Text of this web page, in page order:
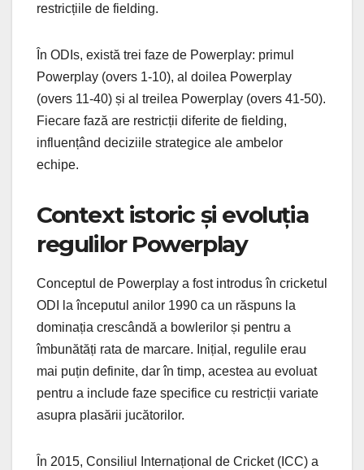
restricțiile de fielding.
În ODIs, există trei faze de Powerplay: primul
Powerplay (overs 1-10), al doilea Powerplay
(overs 11-40) și al treilea Powerplay (overs 41-50).
Fiecare fază are restricții diferite de fielding,
influențând deciziile strategice ale ambelor
echipe.
Context istoric și evoluția
regulilor Powerplay
Conceptul de Powerplay a fost introdus în cricketul
ODI la începutul anilor 1990 ca un răspuns la
dominația crescândă a bowlerilor și pentru a
îmbunătăți rata de marcare. Inițial, regulile erau
mai puțin definite, dar în timp, acestea au evoluat
pentru a include faze specifice cu restricții variate
asupra plasării jucătorilor.
În 2015, Consiliul Internațional de Cricket (ICC) a